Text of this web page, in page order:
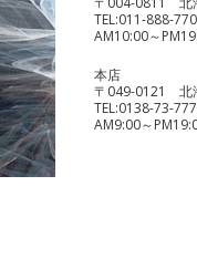
TEL:011-888-
AM10:00～
本店
〒049-0121 北
TEL:0138-73-
AM9:00～